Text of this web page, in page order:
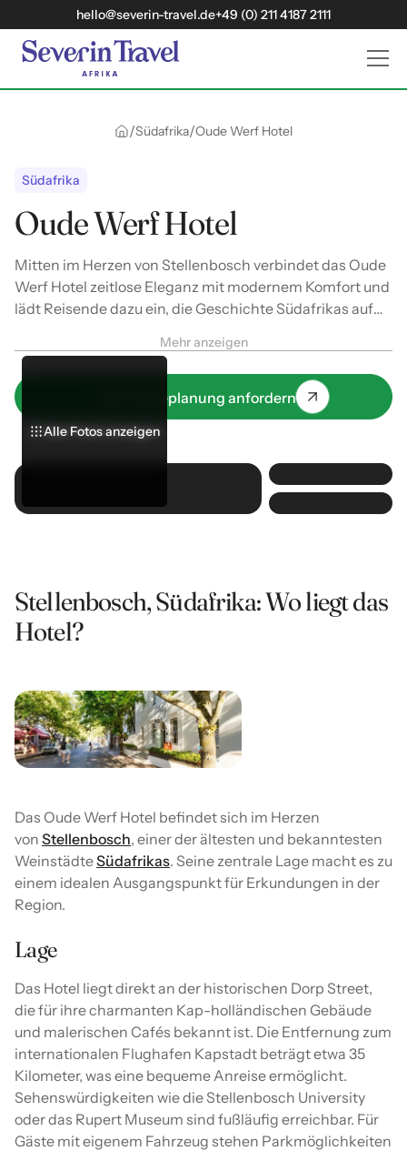
hello@severin-travel.de+49 (0) 211 4187 2111
/Südafrika/Oude Werf Hotel
Südafrika
Oude Werf Hotel
Mitten im Herzen von Stellenbosch verbindet das Oude
Werf Hotel zeitlose Eleganz mit modernem Komfort und
lädt Reisende dazu ein, die Geschichte Südafrikas auf
Landes verzaubert es mit seinem charmanten Mix aus
historischem Flair und stilvollem Design.
Mehr anzeigen
Jetzt Reiseplanung anfordern
Alle Fotos anzeigen
Alle Fotos anzeigen
Alle Fotos anzeigen
Stellenbosch, Südafrika: Wo liegt das
Hotel?
Das Oude Werf Hotel befindet sich im Herzen
von Stellenbosch, einer der ältesten und bekanntesten
WeinstädteSüdafrikas. Seine zentrale Lage macht es zu
einem idealen Ausgangspunkt für Erkundungen in der
Region.
Lage
Das Hotel liegt direkt an der historischen Dorp Street,
die für ihre charmanten Kap-holländischen Gebäude
und malerischen Cafés bekannt ist. Die Entfernung zum
internationalen Flughafen Kapstadt beträgt etwa 35
Kilometer, was eine bequeme Anreise ermöglicht.
Sehenswürdigkeiten wie die Stellenbosch University
oder das Rupert Museum sind fußläufig erreichbar. Für
Gäste mit eigenem Fahrzeug stehen Parkmöglichkeiten